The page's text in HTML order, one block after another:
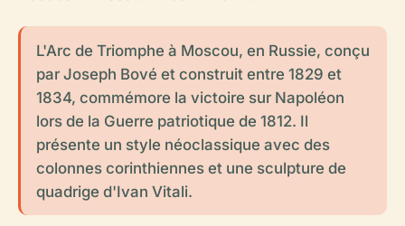
L'Arc de Triomphe à Moscou, en Russie, conçu
par Joseph Bové et construit entre 1829 et
1834, commémore la victoire sur Napoléon
lors de la Guerre patriotique de 1812. Il
présente un style néoclassique avec des
colonnes corinthiennes et une sculpture de
quadrige d'Ivan Vitali.